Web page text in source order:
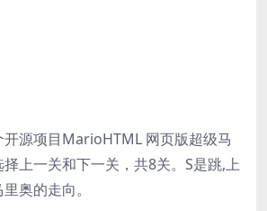
源项目MarioHTML 网页版超级马
上一关和下一关，共8关。S是跳,上
奥的走向。